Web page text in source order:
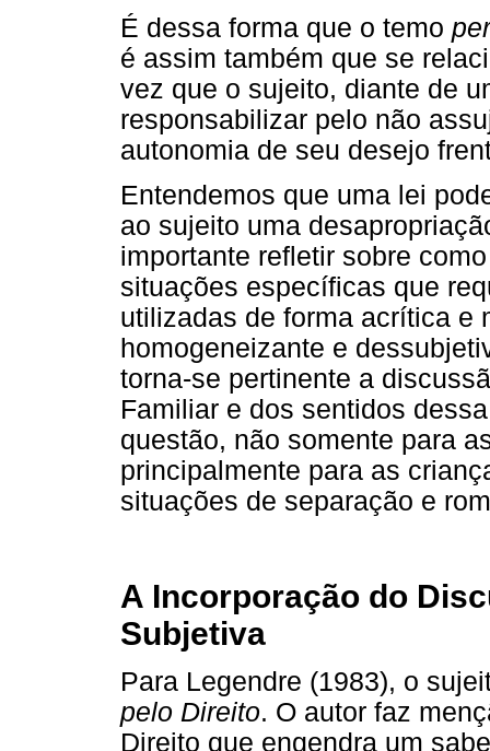
É dessa forma que o temo
é assim também que se
vez que o sujeito, diante de
responsabilizar pelo não
autonomia de seu desejo
Entendemos que uma lei
ao sujeito uma
importante refletir sobre
situações específicas que
utilizadas de forma acrítica e
homogeneizante e
torna-se pertinente a
Familiar e dos sentidos
questão, não somente para
principalmente para as
situações de separação e
A Incorporação do
Subjetiva
Para Legendre (1983), o
pelo Direito. O autor faz
Direito que engendra um